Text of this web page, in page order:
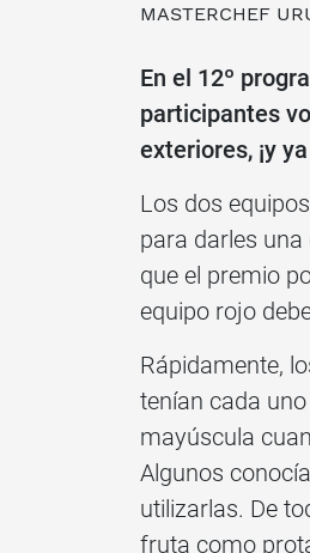
MASTERCHEF
En el 12º
participantes
exteriores, ¡y
Los dos
para darles una
que el premio
equipo rojo
Rápidamente,
tenían cada
mayúscula
Algunos
utilizarlas. De
fruta como